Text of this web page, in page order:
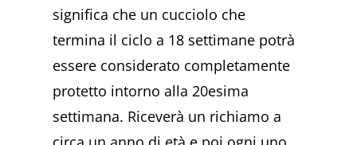
significa che un cucciolo che
termina il ciclo a 18 settimane potrà
essere considerato completamente
protetto intorno alla 20esima
settimana. Riceverà un richiamo a